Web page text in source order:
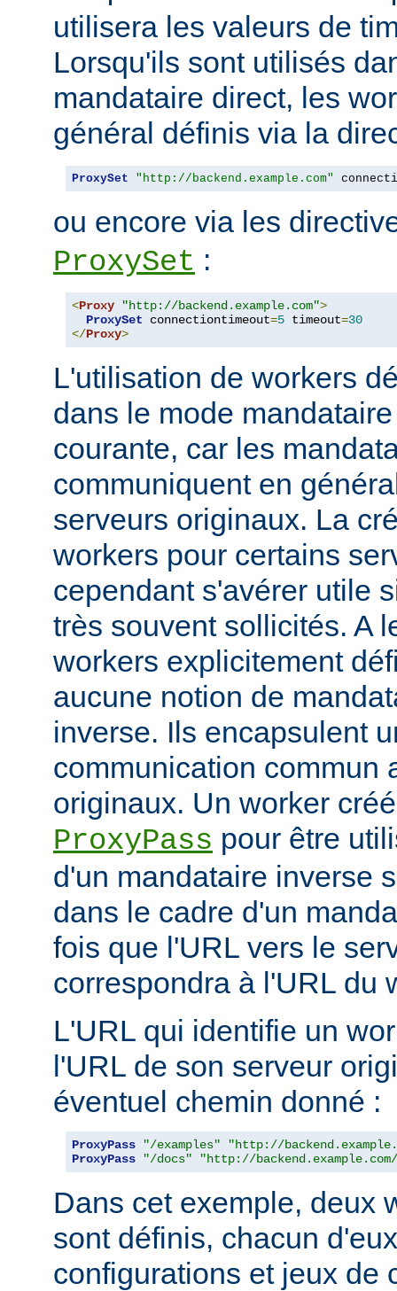
utilisera les valeurs de
Lorsqu'ils sont utilisés
mandataire direct, les
général définis via la
ProxySet "http://backend.example.com"
ou encore via les
ProxySet :
<Proxy "http://backend.example.com">
ProxySet connectiontimeout=5 timeout=30
</Proxy>
L'utilisation de workers
dans le mode
courante, car les
communiquent en
serveurs originaux. La
workers pour certains
cependant s'avérer utile
très souvent sollicités. A
workers explicitement
aucune notion de
inverse. Ils encapsulent
communication commun
originaux. Un worker
ProxyPass pour être
d'un mandataire inverse
dans le cadre d'un
fois que l'URL vers le
correspondra à l'URL du
L'URL qui identifie un
l'URL de son serveur
éventuel chemin donné :
ProxyPass "/examples"
"http://
ProxyPass
"/docs" "http://
Dans cet exemple, deux
sont définis, chacun
configurations et jeux de